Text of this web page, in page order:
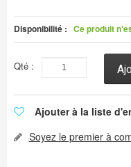
Disponibilité : Ce produit
Qté :
Ajouter à la liste
Soyez le premier à